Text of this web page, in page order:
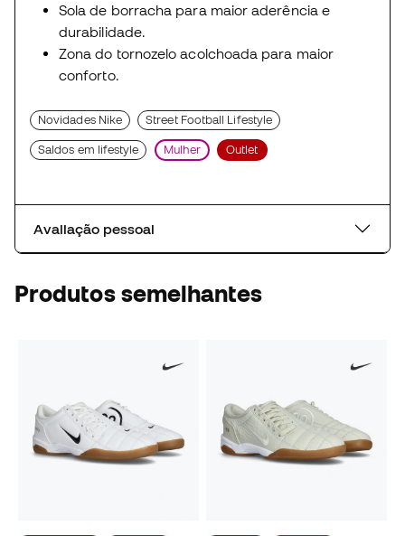
Sola de borracha para maior aderência e
durabilidade.
Zona do tornozelo acolchoada para maior
conforto.
Novidades Nike Street Football Lifestyle
Saldos em lifestyle Mulher Outlet
Avaliação pessoal
Produtos semelhantes